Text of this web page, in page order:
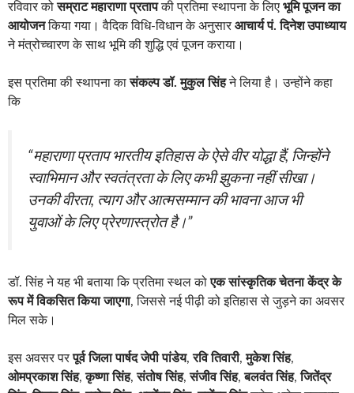
रविवार कोसम्राट महाराणा प्रतापकी प्रतिमा स्थापना के लिए भूमि पूजन का
आयोजनकिया गया। वैदिक विधि-विधान के अनुसार आचार्य पं. दिनेश उपाध्याय
ने मंत्रोच्चारण के साथ भूमि की शुद्धि एवं पूजन कराया।
इस प्रतिमा की स्थापना कासंकल्प डॉ. मुकुल सिंहने लिया है। उन्होंने कहा
कि
“महाराणा प्रताप भारतीय इतिहास के ऐसे वीर योद्धा हैं, जिन्होंने
स्वाभिमान और स्वतंत्रता के लिए कभी झुकना नहीं सीखा।
उनकी वीरता, त्याग और आत्मसम्मान की भावना आज भी
युवाओं के लिए प्रेरणास्त्रोत है।”
डॉ. सिंह ने यह भी बताया कि प्रतिमा स्थल कोएक सांस्कृतिक चेतना केंद्र के
रूप में विकसित किया जाएगा, जिससे नई पीढ़ी को इतिहास से जुड़ने का अवसर
मिल सके।
इस अवसर परपूर्व जिला पार्षद जेपी पांडेय,रवि तिवारी,मुकेश सिंह,
ओमप्रकाश सिंह,कृष्णा सिंह,संतोष सिंह,संजीव सिंह,बलवंत सिंह,जितेंद्र